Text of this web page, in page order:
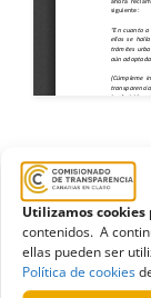
Utilizamos cookies
contenidos. A
ellas pueden ser
Política de cookies
Estimación